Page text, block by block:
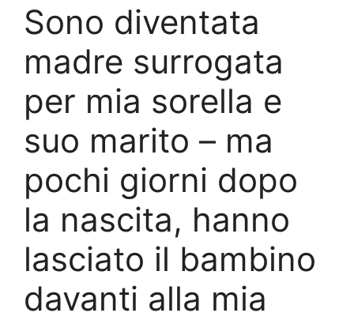
Sono diventata
madre surrogata
per mia sorella e
suo marito – ma
pochi giorni dopo
la nascita, hanno
lasciato il bambino
davanti alla mia